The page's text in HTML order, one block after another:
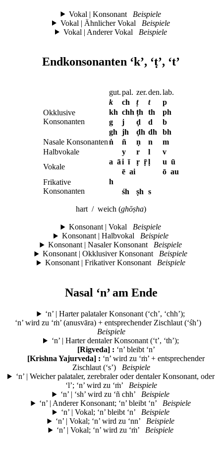
Vokal | Konsonant
Beispiele
Vokal | Ähnlicher Vokal
Beispiele
Vokal | Anderer Vokal
Beispiele
Endkonsonanten ‘k’, ‘ṭ’, ‘t’
gut.pal. zer.den.lab.
Okklusive
Konsonanten
k ch ṭ t
p
kh chh ṭh th
ph
g
j ḍ d
b
gh jh ḍh dh
bh
Nasale Konsonantenṅ ñ ṇ n
m
Halbvokale
y r l
v
Vokale
a āi ī ṛ ṝḷ
u ū
ē ai
ō au
Frikative
Konsonanten
h
śh
ṣh s
hart / weich (ghōṣha)
Konsonant | Vokal
Beispiele
Konsonant | Halbvokal
Beispiele
Konsonant | Nasaler Konsonant
Beispiele
Konsonant | Okklusiver Konsonant
Beispiele
Konsonant | Frikativer Konsonant
Beispiele
Nasal ‘n’ am Ende
‘n’ | Harter palataler Konsonant (‘ch’, ‘chh’);
‘n’ wird zu ‘ṁ’ (anusvāra) + entsprechender Zischlaut (‘śh’)
Beispiele
‘n’ | Harter dentaler Konsonant (‘t’, ‘th’);
[Rigveda] : ‘n’ bleibt ‘n’
[Krishna Yajurveda] : ‘n’ wird zu ‘ṁ’ + entsprechender
Zischlaut (‘s’)
Beispiele
‘n’ | Weicher palataler, zerebraler oder dentaler Konsonant, oder
‘l’; ‘n’ wird zu ‘ṁ’
Beispiele
‘n’ | ‘sh’ wird zu ‘ñ chh’
Beispiele
‘n’ | Anderer Konsonant; ‘n’ bleibt ‘n’
Beispiele
‘n’ | Vokal; ‘n’ bleibt ‘n’
Beispiele
‘n’ | Vokal; ‘n’ wird zu ‘nn’
Beispiele
‘n’ | Vokal; ‘n’ wird zu ‘ṁ’
Beispiele